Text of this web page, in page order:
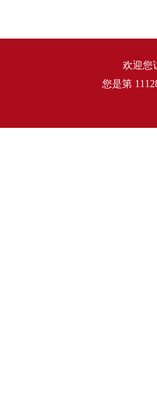
欢迎您
您是第